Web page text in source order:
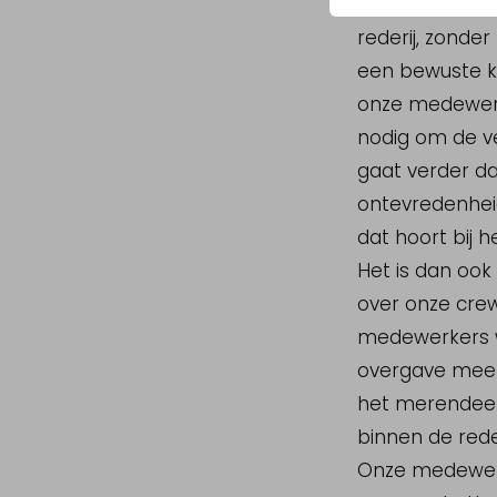
rederij,
een bewuste
onze
nodig om de
gaat verder
dat hoort bij
Het is dan
over onze
medewerkers
overgave
het
binnen de
Onze